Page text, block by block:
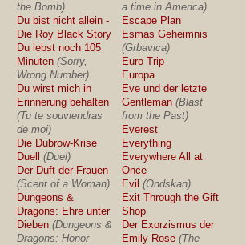
the Bomb)
Du bist nicht allein -
Die Roy Black Story
Du lebst noch 105
Minuten (Sorry,
Wrong Number)
Du wirst mich in
Erinnerung behalten
(Tu te souviendras
de moi)
Die Dubrow-Krise
Duell
(Duel)
Der Duft der Frauen
(Scent of a Woman)
Dungeons &
Dragons: Ehre unter
Dieben (Dungeons &
Dragons: Honor
a time in America)
Escape Plan
Esmas Geheimnis
(Grbavica)
Euro Trip
Europa
Eve und der letzte
Gentleman (Blast
from the Past)
Everest
Everything
Everywhere All at
Once
Evil (Ondskan)
Exit Through the Gift
Shop
Der Exorzismus der
Emily Rose (The